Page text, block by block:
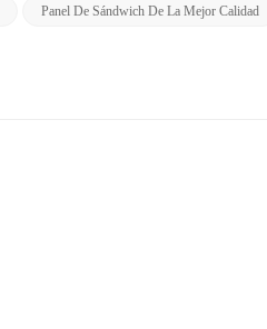
Panel De Sándwich De La Mejor Calidad